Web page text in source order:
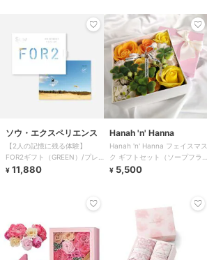
ソウ・エクスペリエンス
【2人の記憶に残る体験】
FOR2ギフト（GREEN）/プレ
ゼント/誕生日/結婚祝い/クリ
¥ 11,880
Hanah 'n' Hanna
Hanah 'n' Hanna フェイスマス
ク ギフトセット（ソープフラ
ワーボックス・ホワイト）
¥ 5,500